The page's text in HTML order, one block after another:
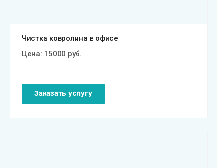
Чистка ковролина в офисе
Цена: 15000 руб.
Заказать услугу